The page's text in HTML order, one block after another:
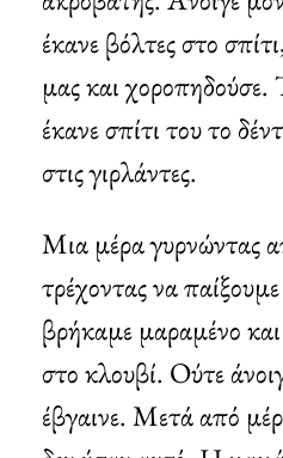
έκανε βόλτες στο
μας και
έκανε σπίτι του το
στις γιρλάντες.
Μια μέρα γυρνώντας
τρέχοντας να
βρήκαμε μαραμένο
στο κλουβί. Ούτε
έβγαινε. Μετά από